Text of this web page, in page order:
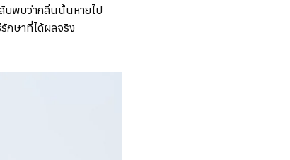
พบว่ากลิ่นนั้นหายไป
กษาที่ได้ผลจริง